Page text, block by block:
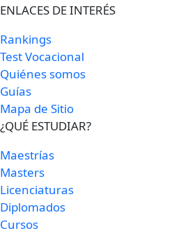
ENLACES DE INTERÉS
Rankings
Test Vocacional
Quiénes somos
Guías
Mapa de Sitio
¿QUÉ ESTUDIAR?
Maestrías
Masters
Licenciaturas
Diplomados
Cursos